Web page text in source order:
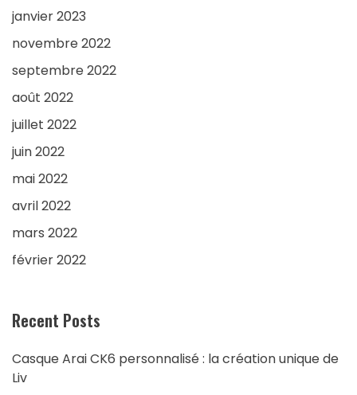
janvier 2023
novembre 2022
septembre 2022
août 2022
juillet 2022
juin 2022
mai 2022
avril 2022
mars 2022
février 2022
Recent Posts
Casque Arai CK6 personnalisé : la création unique de
Liv